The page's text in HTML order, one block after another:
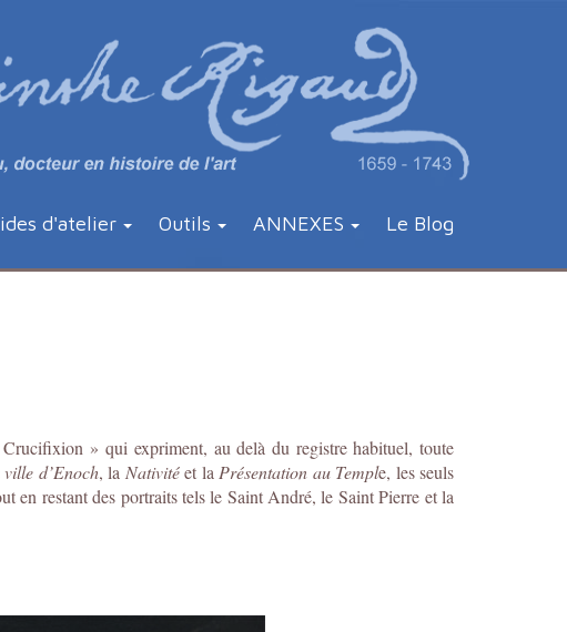
d'atelier Outils ANNEXES Le Blog
» qui expriment, au delà du registre habituel, toute
d’Enoch, la Nativitéet la Présentation au Temple, les seuls
en restant des portraits tels le Saint André, le Saint Pierre et la